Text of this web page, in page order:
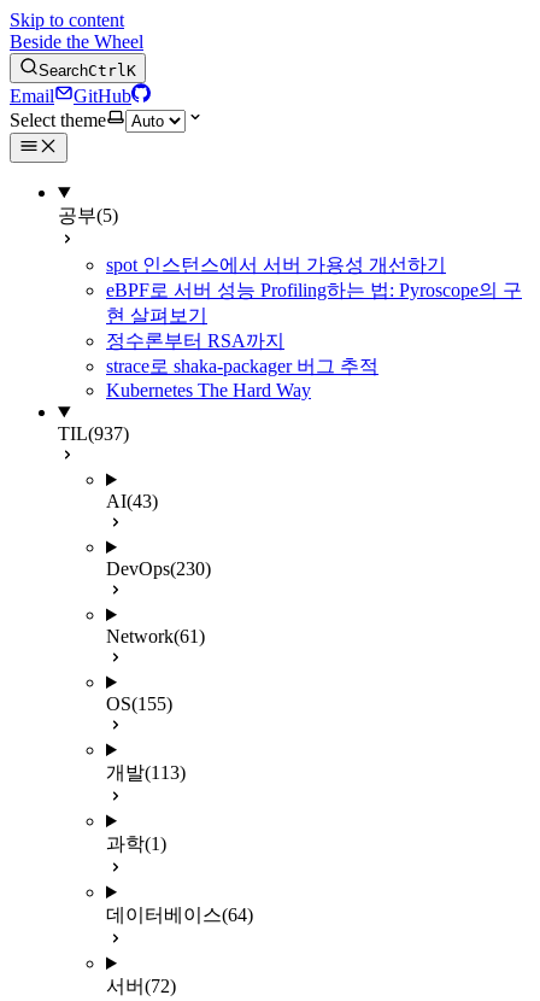
Skip to content
Beside the Wheel
SearchCtrlK
Email
GitHub
Select theme
공부(5)
spot 인스턴스에서 서버 가용성 개선하기
eBPF로 서버 성능 Profiling하는 법: Pyroscope의 구
현 살펴보기
정수론부터 RSA까지
strace로 shaka-packager 버그 추적
Kubernetes The Hard Way
TIL(937)
AI(43)
DevOps(230)
Network(61)
OS(155)
개발(113)
과학(1)
데이터베이스(64)
서버(72)